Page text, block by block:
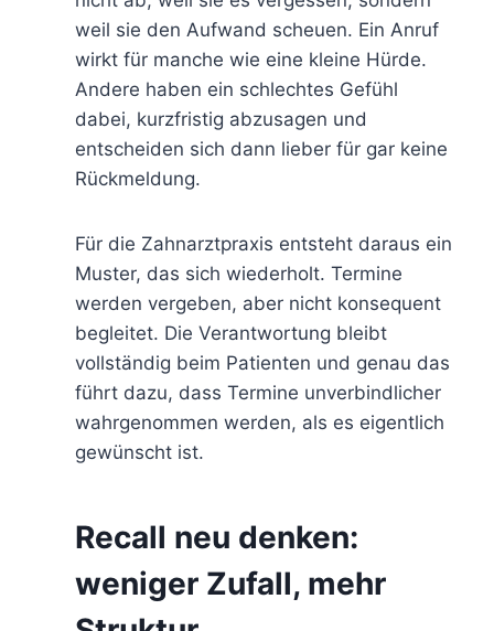
weil sie den Aufwand scheuen. Ein Anruf
wirkt für manche wie eine kleine Hürde.
Andere haben ein schlechtes Gefühl
dabei, kurzfristig abzusagen und
entscheiden sich dann lieber für gar keine
Rückmeldung.
Für die Zahnarztpraxis entsteht daraus ein
Muster, das sich wiederholt. Termine
werden vergeben, aber nicht konsequent
begleitet. Die Verantwortung bleibt
vollständig beim Patienten und genau das
führt dazu, dass Termine unverbindlicher
wahrgenommen werden, als es eigentlich
gewünscht ist.
Recall neu denken:
weniger Zufall, mehr